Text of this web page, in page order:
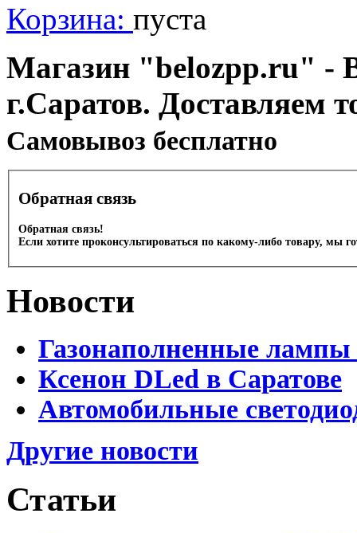
Корзина: пуста
Магазин "belozpp.ru" -
г.Саратов. Доставляем
Cамовывоз бесплатно
Обратная связь
Обратная связь!
Если хотите проконсультироваться по какому-либо товару, мы
Новости
Газонаполненные лампы
Ксенон DLed в Саратове
Автомобильные
Другие новости
Статьи